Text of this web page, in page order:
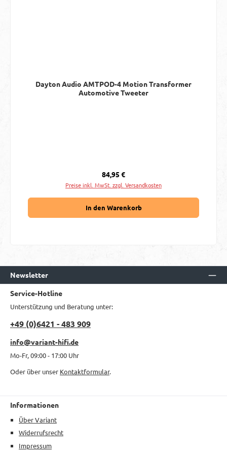
Dayton Audio AMTPOD-4 Motion Transformer
Automotive Tweeter
Regulärer Preis:
84,95 €
Preise inkl. MwSt. zzgl. Versandkosten
In den Warenkorb
Newsletter
Service-Hotline
Unterstützung und Beratung unter:
+49 (0)6421 - 483 909
info@variant-hifi.de
Mo-Fr, 09:00 - 17:00 Uhr
Oder über unser Kontaktformular.
Informationen
Über Variant
Widerrufsrecht
Impressum